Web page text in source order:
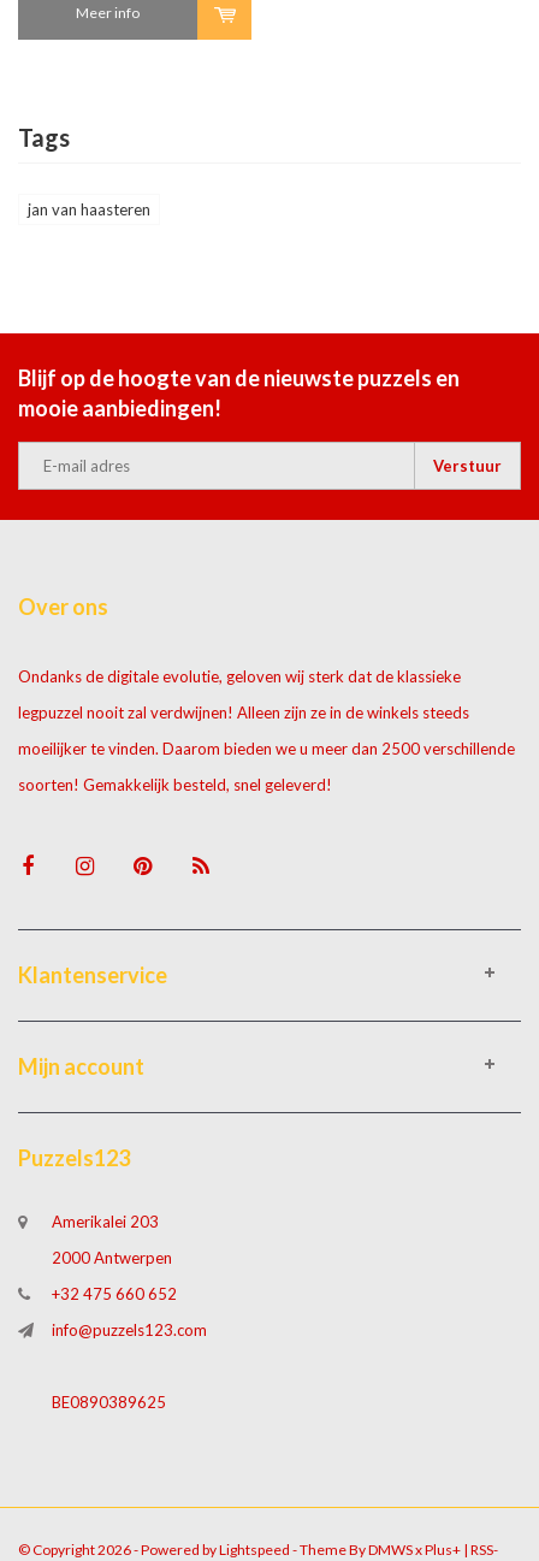
Meer info
Tags
jan van haasteren
Blijf op de hoogte van de nieuwste puzzels en
mooie aanbiedingen!
Verstuur
Over ons
Ondanks de digitale evolutie, geloven wij sterk dat de klassieke
legpuzzel nooit zal verdwijnen! Alleen zijn ze in de winkels steeds
moeilijker te vinden. Daarom bieden we u meer dan 2500 verschillende
soorten! Gemakkelijk besteld, snel geleverd!
Klantenservice
Mijn account
Puzzels123
Amerikalei 203
2000 Antwerpen
+32 475 660 652
info@puzzels123.com
BE0890389625
© Copyright 2026 - Powered byLightspeed - Theme ByDMWSxPlus+ | RSS-